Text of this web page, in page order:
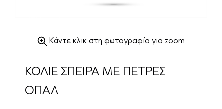
Κάντε κλικ στη φωτογραφία για zoom
ΚΟΛΙΕ ΣΠΕΙΡΑ ΜΕ ΠΕΤΡΕΣ
ΟΠΑΛ